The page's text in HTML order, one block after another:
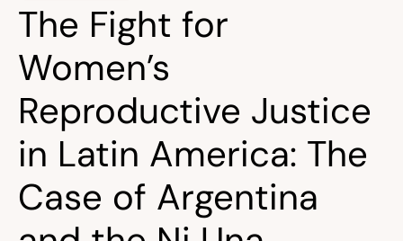
The Fight for
Women’s
Reproductive Justice
in Latin America: The
Case of Argentina